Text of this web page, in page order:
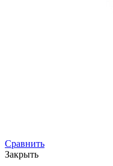
Сравнить
Закрыть